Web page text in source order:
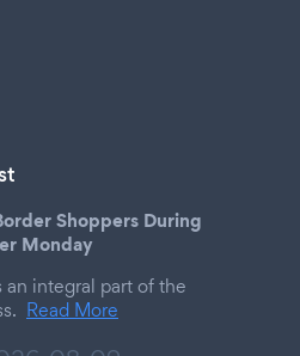
Shoppers During
Monday
integral part of the
Read More